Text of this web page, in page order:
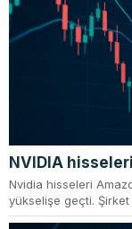
NVIDIA
Nvidia hisseleri
yükselişe geçti.